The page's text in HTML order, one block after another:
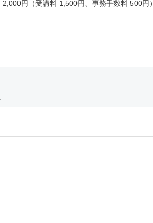
円（受講料 1,500円、事務手数料 500円）
...